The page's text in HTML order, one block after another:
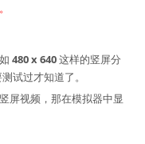
480 x 640这样的竖屏分
试过才知道了。
屏视频，那在模拟器中显